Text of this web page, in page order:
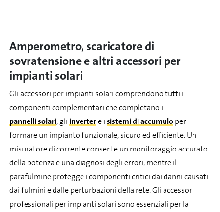
Amperometro, scaricatore di
sovratensione e altri accessori per
impianti solari
Gli accessori per impianti solari comprendono tutti i
componenti complementari che completano i
pannelli solari, gli invertere isistemi di accumuloper
formare un impianto funzionale, sicuro ed efficiente. Un
misuratore di corrente consente un monitoraggio accurato
della potenza e una diagnosi degli errori, mentre il
parafulmine protegge i componenti critici dai danni causati
dai fulmini e dalle perturbazioni della rete. Gli accessori
professionali per impianti solari sono essenziali per la